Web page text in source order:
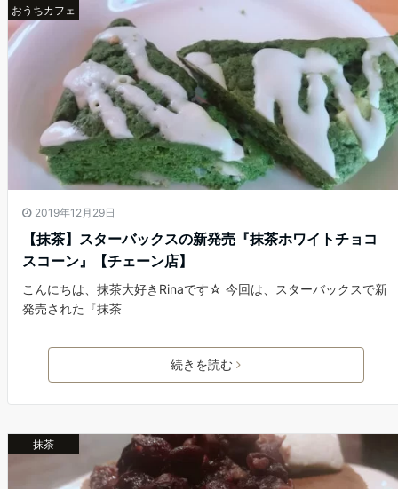
おうちカフェ
2019年12月29日
【抹茶】スターバックスの新発売『抹茶ホワイトチョコ
スコーン』【チェーン店】
こんにちは、抹茶大好きRinaです☆ 今回は、スターバックスで新
発売された『抹茶
続きを読む
抹茶